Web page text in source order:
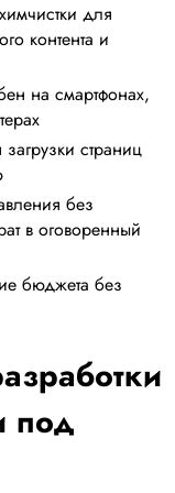
для
контента и
на смартфонах,
страниц
без
в оговоренный
бюджета без
под